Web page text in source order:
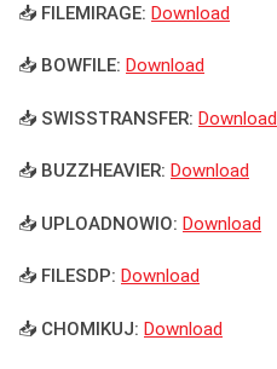
📥 FILEMIRAGE: Download
📥 BOWFILE: Download
📥 SWISSTRANSFER: Download
📥 BUZZHEAVIER: Download
📥 UPLOADNOWIO: Download
📥 FILESDP: Download
📥 CHOMIKUJ: Download